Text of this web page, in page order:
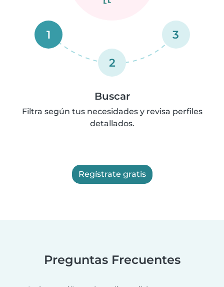
1
2
3
Buscar
Filtra según tus necesidades y revisa perfiles
detallados.
Regístrate gratis
Preguntas Frecuentes